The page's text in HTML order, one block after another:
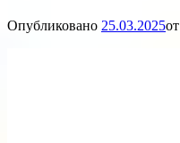
Опубликовано 25.03.2025от